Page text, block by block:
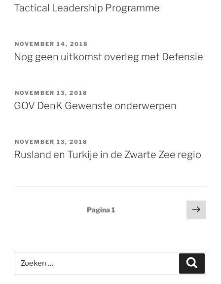
OP
Tactical Leadership Programme
GEPLAATST
OP
NOVEMBER 14, 2018
Nog geen uitkomst overleg met Defensie
GEPLAATST
OP
NOVEMBER 13, 2018
GOV DenK Gewenste onderwerpen
GEPLAATST
OP
NOVEMBER 13, 2018
Rusland en Turkije in de Zwarte Zee regio
Pagina1